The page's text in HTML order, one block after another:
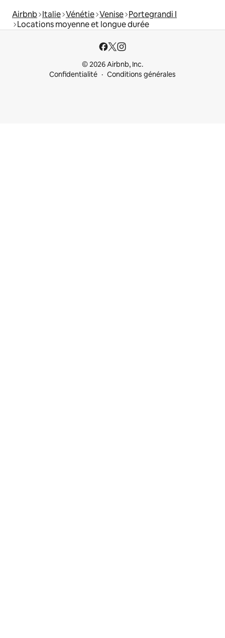
Airbnb Italie Vénétie Venise Portegrandi I
Locations moyenne et longue durée
© 2026 Airbnb, Inc.
Confidentialité
Conditions générales